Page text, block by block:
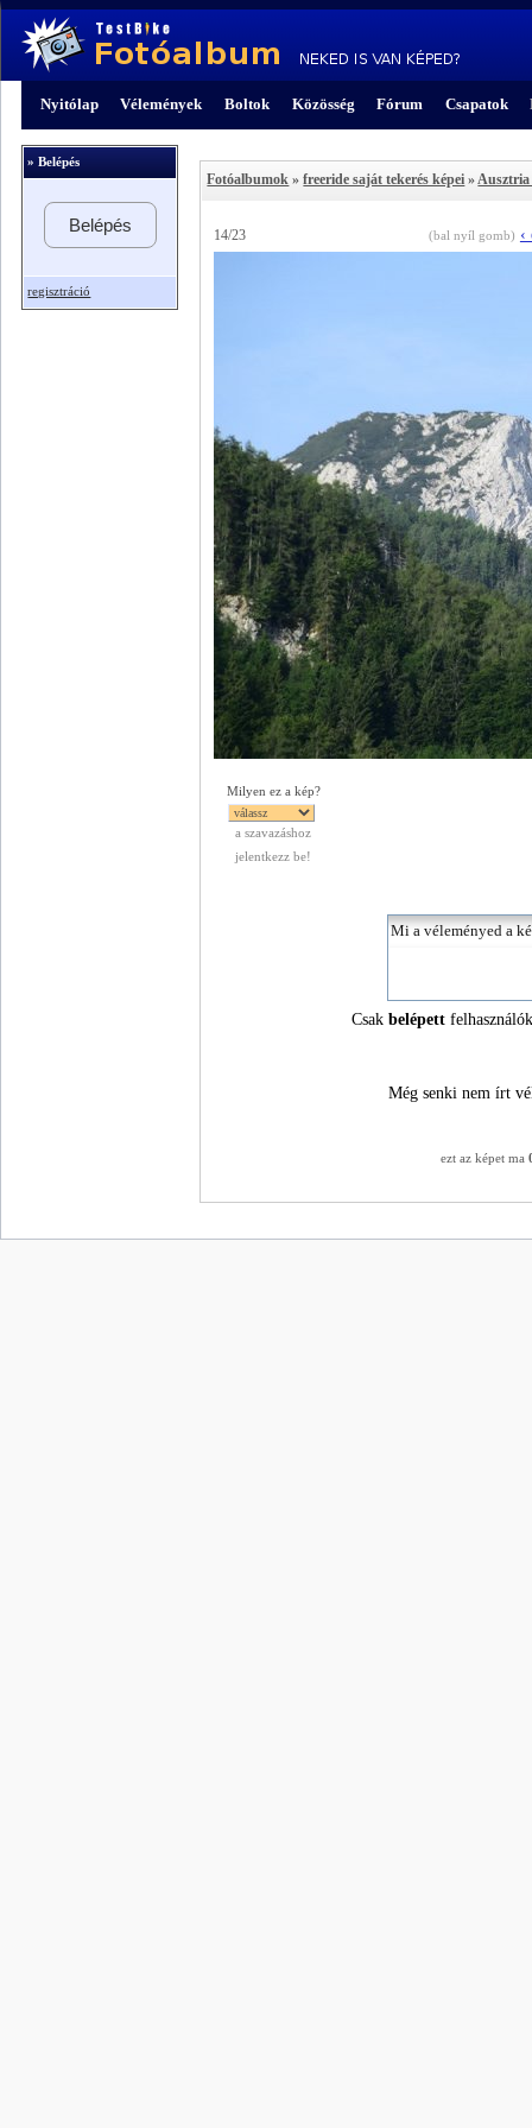
Nyitólap Vélemények Boltok Közösség Fórum Csapatok
» Belépés
Belépés
regisztráció
Fotóalbumok »freeride saját tekerés képei » Ausztria
14/23 (bal nyíl gomb) ‹
Milyen ez a kép?
a szavazáshoz
jelentkezz be!
Csakbelépett
Még senki nem írt
ezt az képet ma